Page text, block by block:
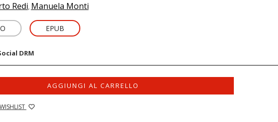
Redi, Manuela Monti
EPUB
DRM
AGGIUNGI AL CARRELLO